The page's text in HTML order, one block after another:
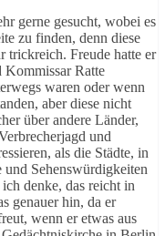
gerne gesucht, wobei es
zu finden, denn diese
trickreich. Freude hatte er
Ratte
waren oder wenn
aber diese nicht
über andere Länder,
und
als die Städte, in
und Sehenswürdigkeiten
denke, das reicht in
genauer hin, da er
wenn er etwas aus